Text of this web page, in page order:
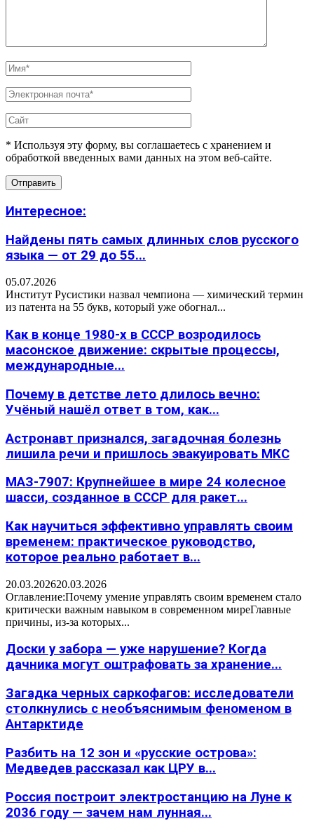
* Используя эту форму, вы соглашаетесь с хранением и
обработкой введенных вами данных на этом веб-сайте.
Интересное:
Найдены пять самых длинных слов русского
языка — от 29 до 55...
05.07.2026
Институт Русистики назвал чемпиона — химический термин
из патента на 55 букв, который уже обогнал...
Как в конце 1980-х в СССР возродилось
масонское движение: скрытые процессы,
международные...
Почему в детстве лето длилось вечно:
Учёный нашёл ответ в том, как...
Астронавт признался, загадочная болезнь
лишила речи и пришлось эвакуировать МКС
МАЗ-7907: Крупнейшее в мире 24 колесное
шасси, созданное в СССР для ракет...
Как научиться эффективно управлять своим
временем: практическое руководство,
которое реально работает в...
20.03.202620.03.2026
Оглавление:Почему умение управлять своим временем стало
критически важным навыком в современном миреГлавные
причины, из-за которых...
Доски у забора — уже нарушение? Когда
дачника могут оштрафовать за хранение...
Загадка черных саркофагов: исследователи
столкнулись с необъяснимым феноменом в
Антарктиде
Разбить на 12 зон и «русские острова»:
Медведев рассказал как ЦРУ в...
Россия построит электростанцию на Луне к
2036 году — зачем нам лунная...